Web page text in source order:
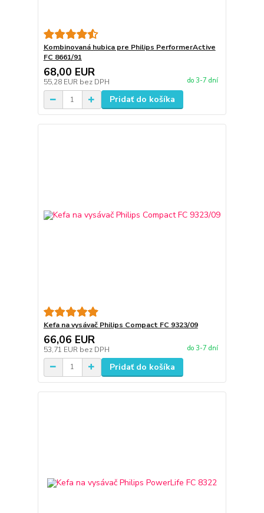
Kombinovaná hubica pre Philips PerformerActive
FC 8661/91
68,00 EUR
55,28 EUR bez DPH do 3-7 dní
Pridať do košíka
Kefa na vysávač Philips Compact FC 9323/09
66,06 EUR
53,71 EUR bez DPH do 3-7 dní
Pridať do košíka